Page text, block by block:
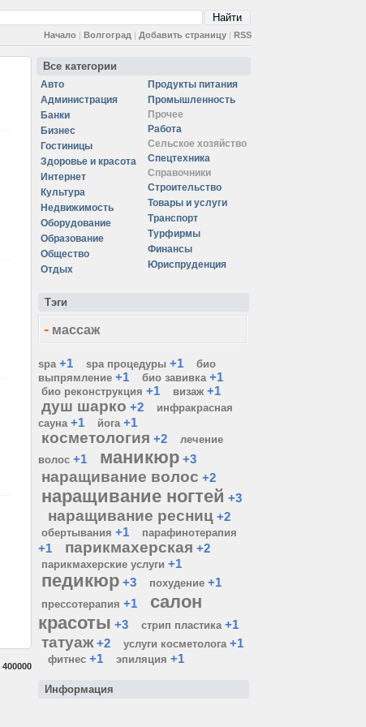
Начало | Волгоград | Добавить страницу | RSS
400000
Все категории
Авто
Администрация
Банки
Бизнес
Гостиницы
Здоровье и красота
Интернет
Культура
Недвижимость
Оборудование
Образование
Общество
Отдых
Продукты питания
Промышленность
Прочее
Работа
Сельское хозяйство
Спецтехника
Справочники
Строительство
Товары и услуги
Транспорт
Турфирмы
Финансы
Юриспруденция
Тэги
- массаж
spa +1 spa процедуры +1
био
выпрямление +1 био завивка +1
био реконструкция +1 визаж +1
душ шарко +2
инфракрасная
сауна +1 йога +1
косметология +2
лечение
волос +1 маникюр +3
наращивание волос +2
наращивание ногтей +3
наращивание ресниц +2
обертывания +1 парафинотерапия
+1 парикмахерская +2
парикмахерские услуги +1
педикюр +3 похудение +1
прессотерапия +1
салон
красоты +3 стрип пластика +1
татуаж +2 услуги косметолога +1
фитнес +1 эпиляция +1
Информация